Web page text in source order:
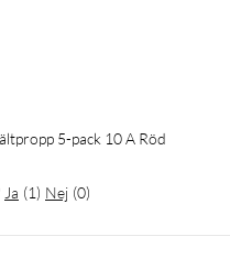
5-pack 10 A Röd
Ja (1) Nej (0)